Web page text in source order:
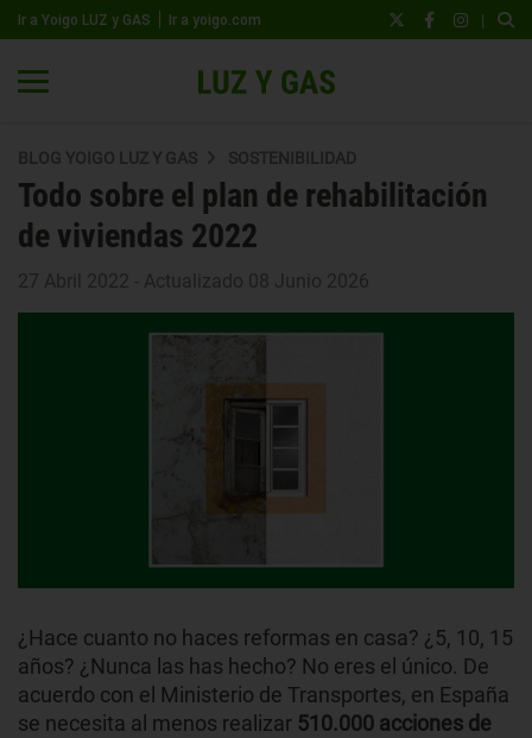
Ir a Yoigo LUZ y GAS Ir a yoigo.com |
BLOG YOIGO LUZ Y GAS SOSTENIBILIDAD
Todo sobre el plan de rehabilitación
de viviendas 2022
27 Abril 2022 - Actualizado 08 Junio 2026
¿Hace cuanto no haces reformas en casa? ¿5, 10, 15
años? ¿Nunca las has hecho? No eres el único. De
acuerdo con el Ministerio de Transportes, en España
se necesita al menos realizar 510.000 acciones de